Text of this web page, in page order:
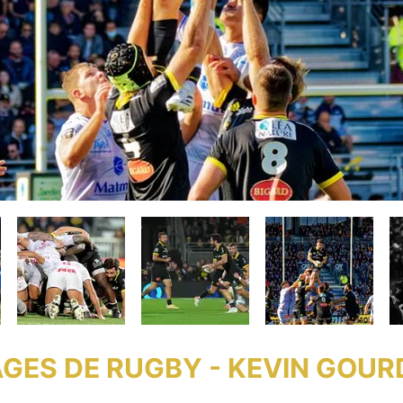
DE RUGBY - KEVIN